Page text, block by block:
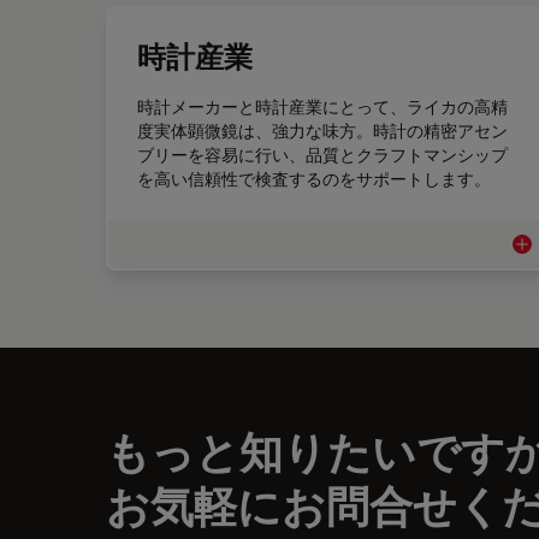
時計産業
時計メーカーと時計産業にとって、ライカの高精
度実体顕微鏡は、強力な味方。時計の精密アセン
ブリーを容易に行い、品質とクラフトマンシップ
を高い信頼性で検査するのをサポートします。
時
もっと知りたいです
お気軽にお問合せく